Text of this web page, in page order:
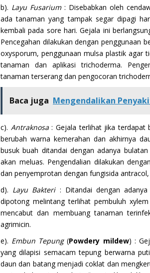
b). Layu Fusarium: Disebabkan oleh
ada tanaman yang tampak segar dipagi
kembali pada sore hari. Gejala ini
Pencegahan dilakukan dengan penggunaan
oxysporum, penggunaan mulsa plastik agar
tanaman dan aplikasi trichoderma.
tanaman terserang dan pengocoran
Baca juga Mengendalikan
c). Antraknosa: Gejala terlihat jika terdapat
berubah warna kemerahan dan akhirnya
busuk buah ditandai dengan adanya
akan meluas. Pengendalian dilakukan
dan penyemprotan dengan fungisida
d). Layu Bakteri: Ditandai dengan
dipotong melintang terlihat pembuluh
mencabut dan membuang tanaman
agrimicin.
e). Embun Tepung(Powdery mildew) :
yang dilapisi semacam tepung berwarna
daun dan batang menjadi coklat dan